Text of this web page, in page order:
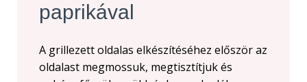
paprikával
A grillezett oldalas elkészítéséhez először az
oldalast megmossuk, megtisztítjuk és